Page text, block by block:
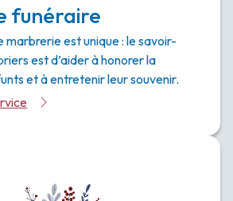
funéraire
marbrerie est unique : le savoir-
est d’aider à honorer la
et à entretenir leur souvenir.